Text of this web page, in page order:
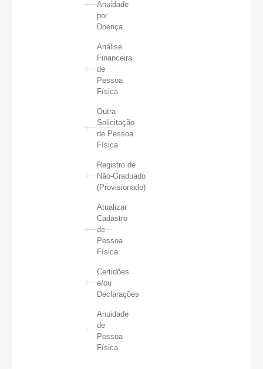
Anuidade
por
Doença
Análise
Financeira
de
Pessoa
Física
Outra
Solicitação
de Pessoa
Física
Registro de
Não-Graduado
(Provisionado)
Atualizar
Cadastro
de
Pessoa
Física
Certidões
e/ou
Declarações
Anuidade
de
Pessoa
Física